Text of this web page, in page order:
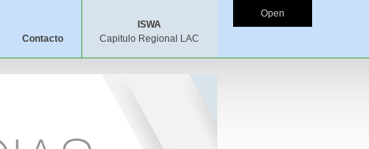
Contacto
ISWA
Capitulo Regional LAC
Open